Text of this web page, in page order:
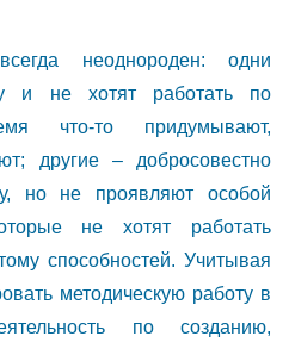
неоднороден: одни
и не хотят работать по
что-то придумывают,
другие – добросовестно
но не проявляют особой
не хотят работать
способностей. Учитывая
методическую работу в
по созданию,